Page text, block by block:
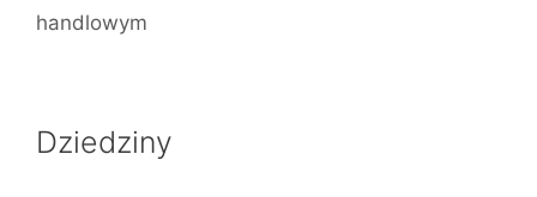
handlowym
Dziedziny